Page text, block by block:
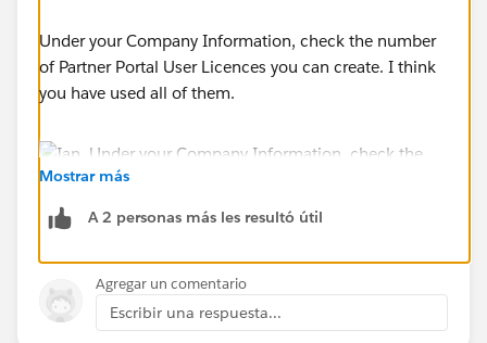
Under your Company Information, check the number
of Partner Portal User Licences you can create. I think
you have used all of them.
Mostrar más
A 2 personas más les resultó útil
Agregar un comentario
Escribir una respuesta...